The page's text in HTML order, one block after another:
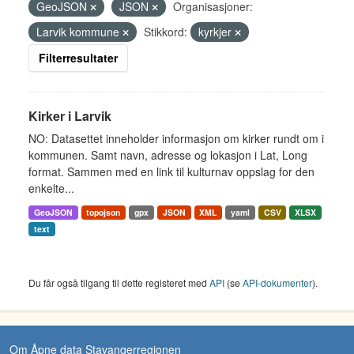
GeoJSON
JSON
Organisasjoner:
Larvik kommune
Stikkord:
kyrkjer
Filterresultater
Kirker i Larvik
NO: Datasettet inneholder informasjon om kirker rundt om i
kommunen. Samt navn, adresse og lokasjon i Lat, Long
format. Sammen med en link til kulturnav oppslag for den
enkelte...
GeoJSON topojson gpx JSON XML yaml CSV
XLSX
text
Du får også tilgang til dette registeret med API (seAPI-dokumenter).
Om Åpne data Stavangerregionen